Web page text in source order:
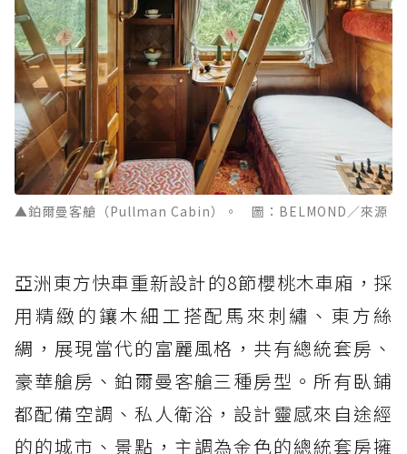
▲鉑爾曼客艙（Pullman Cabin）。 圖：BELMOND／來源
亞洲東方快車重新設計的8節櫻桃木車廂，採
用精緻的鑲木細工搭配馬來刺繡、東方絲
綢，展現當代的富麗風格，共有總統套房、
豪華艙房、鉑爾曼客艙三種房型。所有臥鋪
都配備空調、私人衛浴，設計靈感來自途經
的的城市、景點，主調為金色的總統套房擁